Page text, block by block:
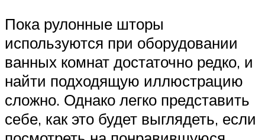
Пока рулонные шторы
используются при оборудовании
ванных комнат достаточно редко, и
найти подходящую иллюстрацию
сложно. Однако легко представить
себе, как это будет выглядеть, если